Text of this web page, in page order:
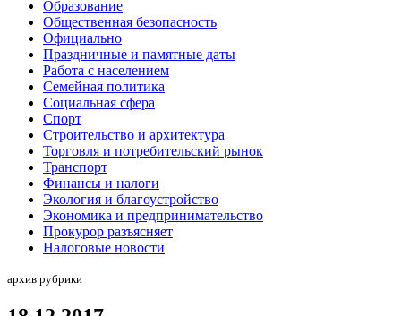
Образование
Общественная безопасность
Официально
Праздничные и памятные даты
Работа с населением
Семейная политика
Социальная сфера
Спорт
Строительство и архитектура
Торговля и потребительский рынок
Транспорт
Финансы и налоги
Экология и благоустройство
Экономика и предпринимательство
Прокурор разъясняет
Налоговые новости
архив рубрики